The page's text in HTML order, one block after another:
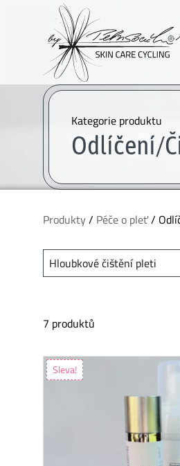
Kategorie produktu
Odlíčení/
Produkty/ Péče o pleť/
Hloubkové čištění pleti
7 produktů
Sleva!